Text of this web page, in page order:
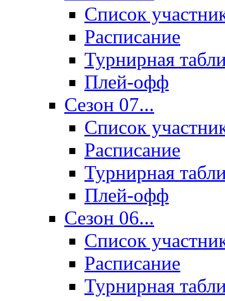
Список
Расписание
Турнирная
Плей-офф
Сезон 07...
Список
Расписание
Турнирная
Плей-офф
Сезон 06...
Список
Расписание
Турнирная